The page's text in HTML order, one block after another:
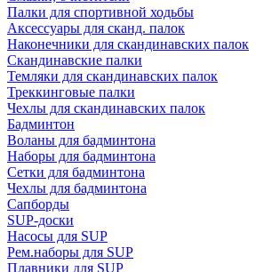
Палки для спортивной ходьбы
Аксессуары для сканд. палок
Наконечники для скандинавских палок
Скандинавские палки
Темляки для скандинавских палок
Треккинговые палки
Чехлы для скандинавских палок
Бадминтон
Воланы для бадминтона
Наборы для бадминтона
Сетки для бадминтона
Чехлы для бадминтона
Сапборды
SUP-доски
Насосы для SUP
Рем.наборы для SUP
Плавники для SUP